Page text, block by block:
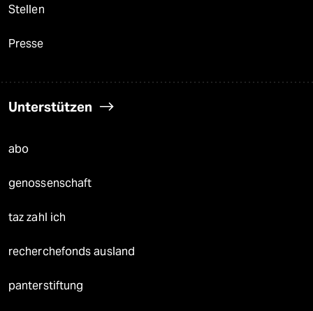
Stellen
Presse
Unterstützen
abo
genossenschaft
taz zahl ich
recherchefonds ausland
panterstiftung